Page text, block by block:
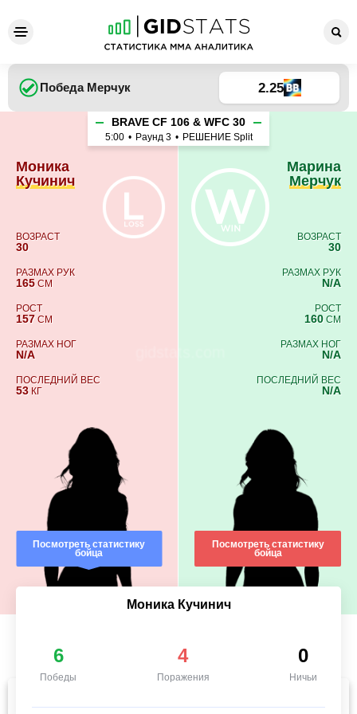
Моника Кучинич - Марина
Победа Мерчук 2.25
Моника
Кучинич
ВОЗРАСТ
30
РАЗМАХ РУК
165 СМ
РОСТ
157 СМ
РАЗМАХ НОГ
N/A
ПОСЛЕДНИЙ ВЕС
53 КГ
Посмотреть статистику
бойца
BRAVE CF 106 & WFC 30
5:00 • Раунд 3 • РЕШЕНИЕ Split
Марина
Мерчук
ВОЗРАСТ
30
РАЗМАХ РУК
N/A
РОСТ
160 СМ
РАЗМАХ НОГ
N/A
ПОСЛЕДНИЙ ВЕС
N/A
Посмотреть статистику
бойца
Моника Кучинич
6
Победы
4
Поражения
0
Ничьи